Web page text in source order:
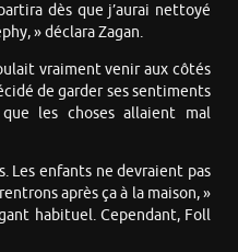
dès que j’aurai nettoyé
» déclara Zagan.
vraiment venir aux côtés
de garder ses sentiments
les choses allaient mal
Les enfants ne devraient pas
après ça à la maison, »
habituel. Cependant, Foll